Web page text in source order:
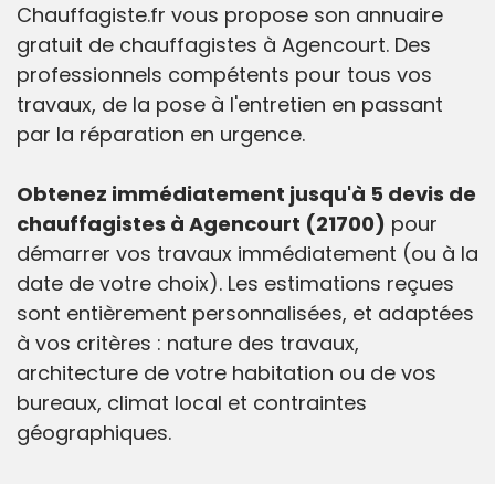
Chauffagiste.fr vous propose son annuaire
gratuit de chauffagistes à Agencourt. Des
professionnels compétents pour tous vos
travaux, de la pose à l'entretien en passant
par la réparation en urgence.
Obtenez immédiatement jusqu'à 5 devis de
chauffagistes à Agencourt (21700) pour
démarrer vos travaux immédiatement (ou à la
date de votre choix). Les estimations reçues
sont entièrement personnalisées, et adaptées
à vos critères : nature des travaux,
architecture de votre habitation ou de vos
bureaux, climat local et contraintes
géographiques.